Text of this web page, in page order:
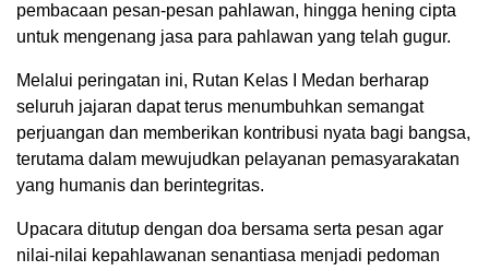
pembacaan pesan-pesan pahlawan, hingga hening cipta
untuk mengenang jasa para pahlawan yang telah gugur.
Melalui peringatan ini, Rutan Kelas I Medan berharap
seluruh jajaran dapat terus menumbuhkan semangat
perjuangan dan memberikan kontribusi nyata bagi bangsa,
terutama dalam mewujudkan pelayanan pemasyarakatan
yang humanis dan berintegritas.
Upacara ditutup dengan doa bersama serta pesan agar
nilai-nilai kepahlawanan senantiasa menjadi pedoman